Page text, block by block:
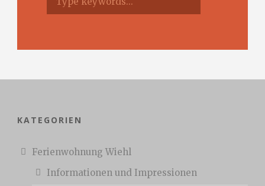
KATEGORIEN
Ferienwohnung Wiehl
Informationen und Impressionen